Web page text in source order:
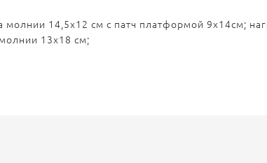
14,5х12 см с патч платформой 9х14см;
13х18 см;